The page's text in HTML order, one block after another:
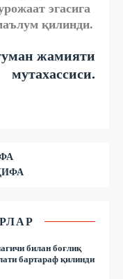
эгасига
қилинди.
жамияти
мутахассиси.
билан боғлиқ
бартараф қилинди